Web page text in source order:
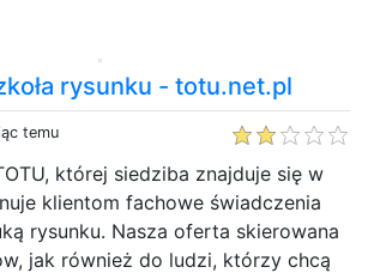
rysunku - totu.net.pl
temu
której siedziba znajduje się w
klientom fachowe świadczenia
rysunku. Nasza oferta skierowana
jak również do ludzi, którzy chcą